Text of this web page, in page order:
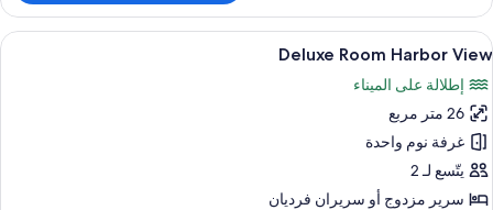
Superior
Room
Harbor
استعراض
جميع
صور
Deluxe
Room
Harbor
View
ميني بار وخزنة داخل الغرفة ومكتب
4
Deluxe Room Harbor View
إطلالة على الميناء
26 متر مربع
غرفة نوم واحدة
يتّسع لـ 2
سرير مزدوج‫‬ أو سريران فرديان